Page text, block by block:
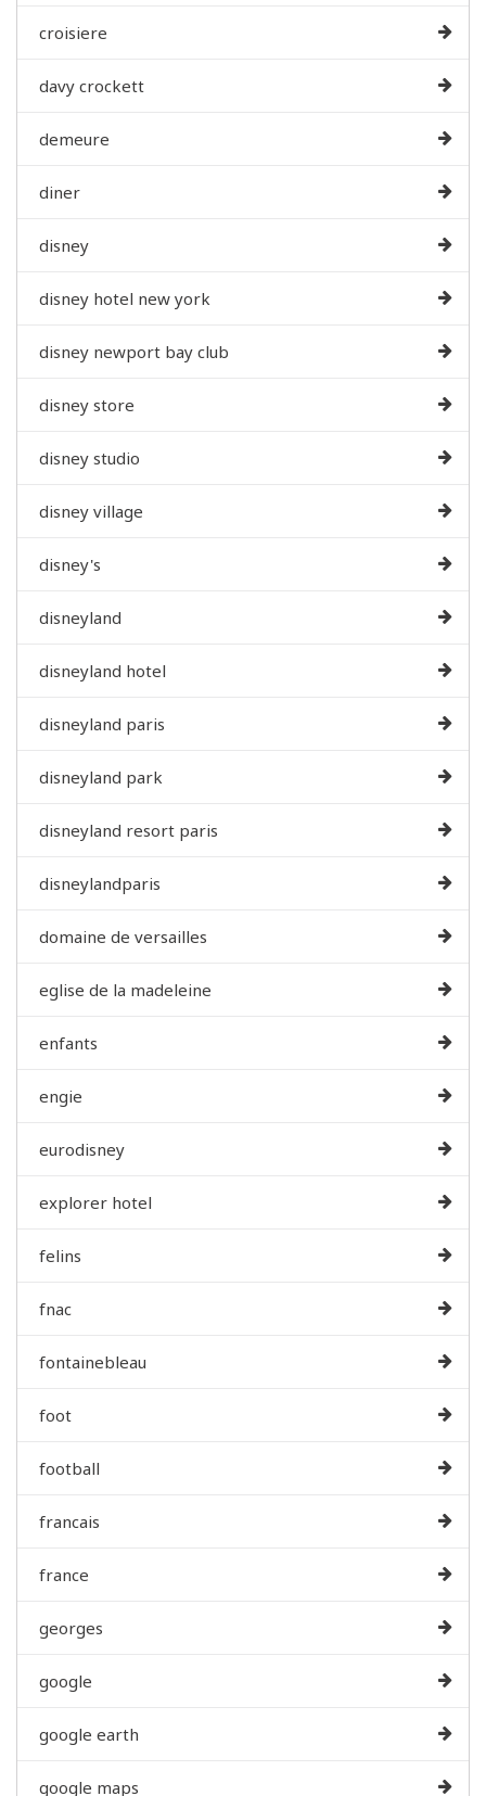
croisiere
davy crockett
demeure
diner
disney
disney hotel new york
disney newport bay club
disney store
disney studio
disney village
disney's
disneyland
disneyland hotel
disneyland paris
disneyland park
disneyland resort paris
disneylandparis
domaine de versailles
eglise de la madeleine
enfants
engie
eurodisney
explorer hotel
felins
fnac
fontainebleau
foot
football
francais
france
georges
google
google earth
google maps